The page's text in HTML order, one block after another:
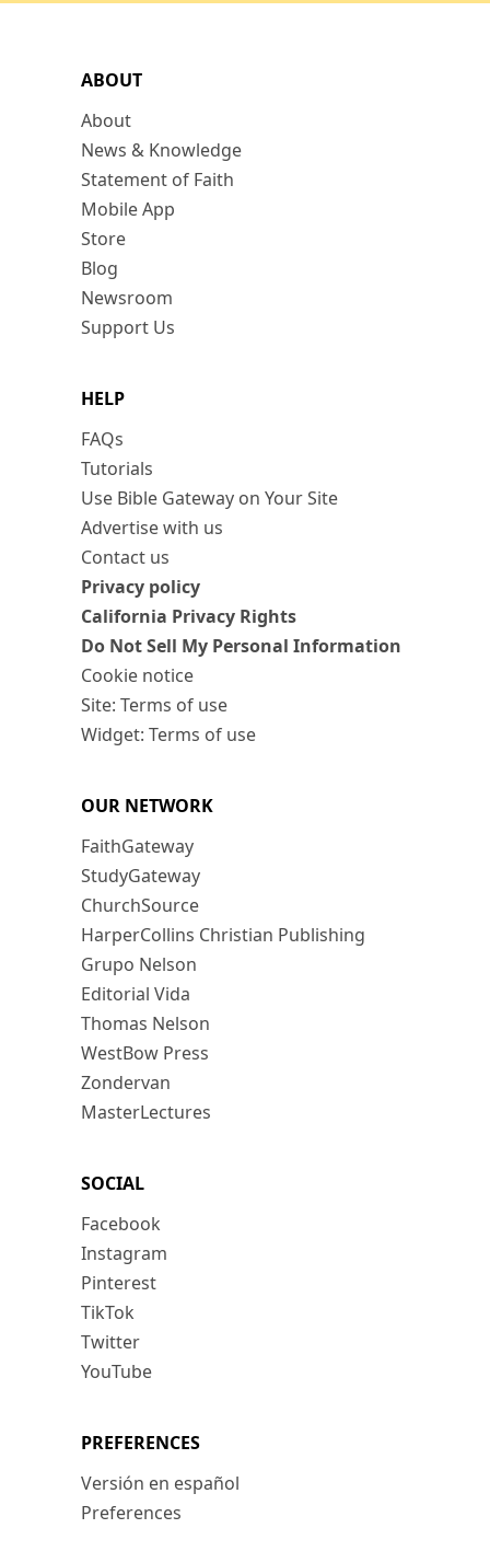
ABOUT
About
News & Knowledge
Statement of Faith
Mobile App
Store
Blog
Newsroom
Support Us
HELP
FAQs
Tutorials
Use Bible Gateway on Your Site
Advertise with us
Contact us
Privacy policy
California Privacy Rights
Do Not Sell My Personal Information
Cookie notice
Site: Terms of use
Widget: Terms of use
OUR NETWORK
FaithGateway
StudyGateway
ChurchSource
HarperCollins Christian Publishing
Grupo Nelson
Editorial Vida
Thomas Nelson
WestBow Press
Zondervan
MasterLectures
SOCIAL
Facebook
Instagram
Pinterest
TikTok
Twitter
YouTube
PREFERENCES
Versión en español
Preferences